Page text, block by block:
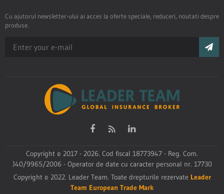
Cu ajutorul newsletter-ului ai acces la oferte speciale, reduceri, noutati despre
produse.
Copyright © 2017 - 2026. Cod fiscal 18773947 - Reg. Com.
J40/9965/2006 - Operator de date cu caracter personal nr. 17730
Copyright © 2022. Leader Team. Toate drepturile rezervate Leader
Team European Trade Mark